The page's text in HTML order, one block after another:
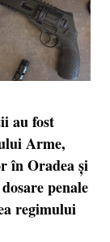
au fost
Arme,
în Oradea și
penale
regimului